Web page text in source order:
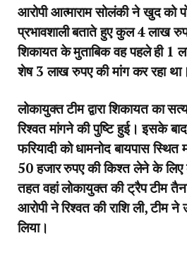
आरोपी आत्माराम सोलंकी ने खुद को
प्रभावशाली बताते हुए कुल 4 लाख
शिकायत के मुताबिक वह पहले ही 1
शेष 3 लाख रुपए की मांग कर रहा
लोकायुक्त टीम द्वारा शिकायत का
रिश्वत मांगने की पुष्टि हुई। इसके
फरियादी को धामनोद बायपास
50 हजार रुपए की किश्त लेने के लिए
तहत वहां लोकायुक्त की ट्रैप टीम
आरोपी ने रिश्वत की राशि ली, टीम
लिया।